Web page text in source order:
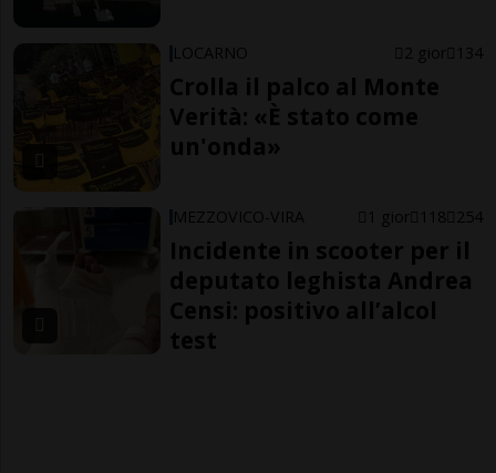
LOCARNO 2 gior 134
Crolla il palco al Monte
Verità: «È stato come
un'onda»
MEZZOVICO-VIRA 1 gior 118 254
Incidente in scooter per il
deputato leghista Andrea
Censi: positivo all’alcol
test